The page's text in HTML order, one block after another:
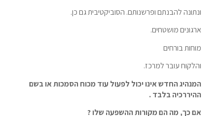
ונתונה להבנתם ופרשנותם. הסוביקטיבית גם כן.
ארגונים מושטחים.
מוחות בורחים
והלקוח עובר למרכז.
המנהיג החדש אינו יכול לפעול עוד מכוח הסמכות או בשם
ההיררכיה בלבד .
אם כך, מה הם מקורות ההשפעה שלו ?